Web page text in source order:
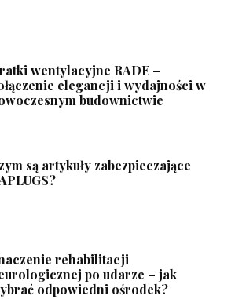
wentylacyjne RADE –
elegancji i wydajności w
budownictwie
są artykuły zabezpieczające
rehabilitacji
po udarze – jak
odpowiedni ośrodek?